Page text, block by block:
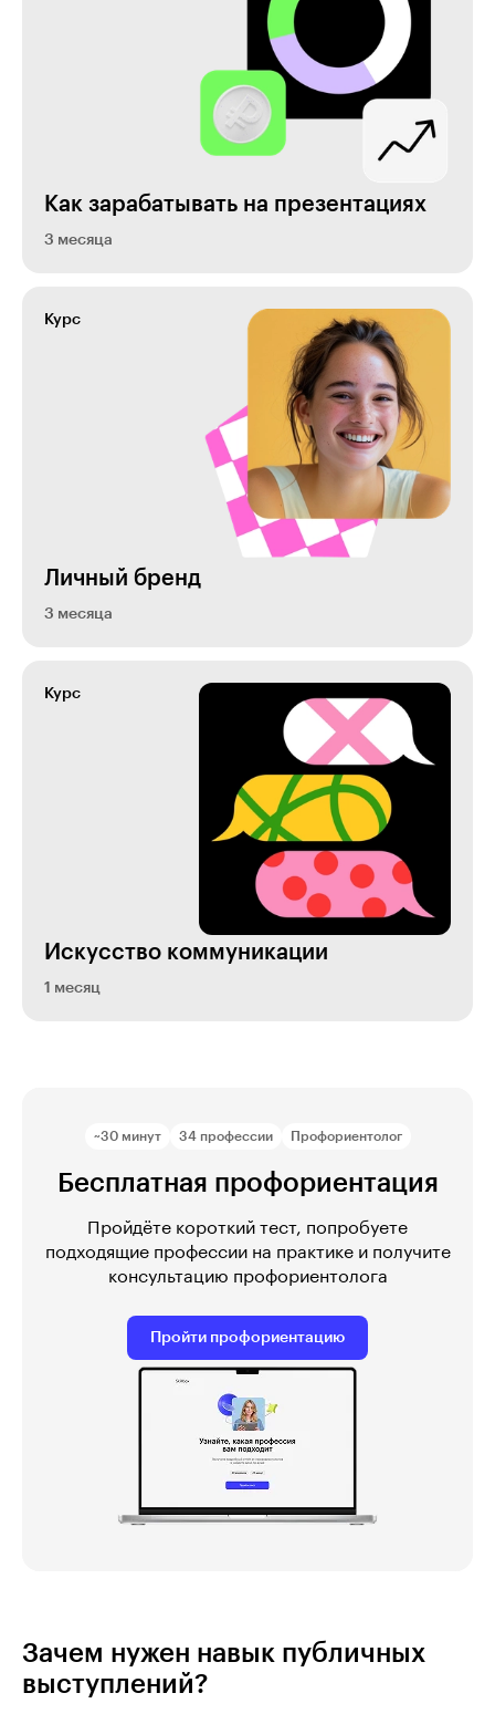
Как зарабатывать на презентациях
3 месяца
Курс
Личный бренд
3 месяца
Курс
Искусство коммуникации
1 месяц
~30 минут 34 профессии Профориентолог
Бесплатная профориентация
Пройдёте короткий тест, попробуете
подходящие профессии на практике и получите
консультацию профориентолога
Пройти профориентацию
Зачем нужен навык публичных
выступлений?